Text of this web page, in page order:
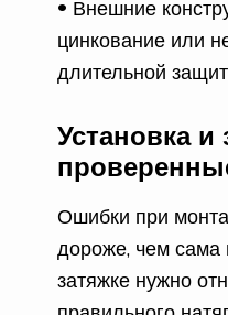
Внешние
цинкование или
длительной
Установка и
Ошибки при
дороже, чем сама
затяжке нужно